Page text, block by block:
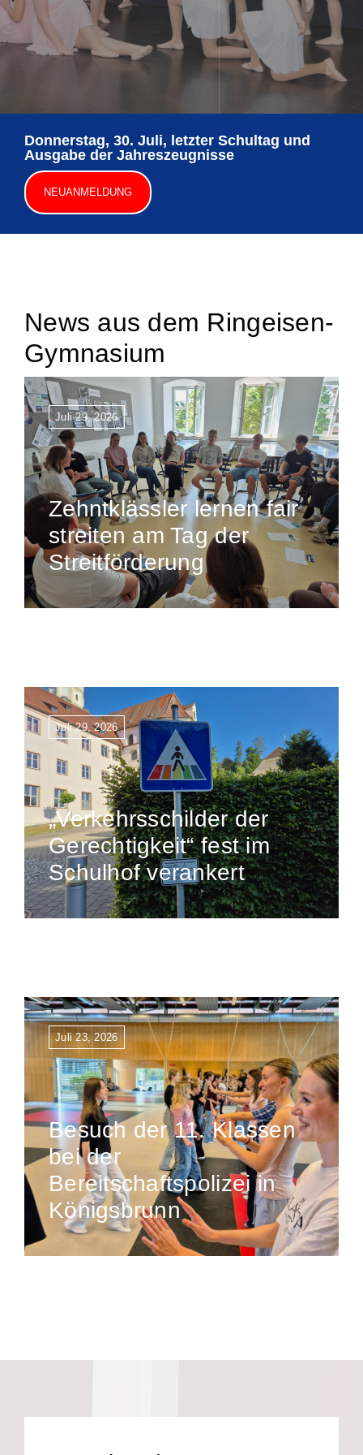
Unterstützung
Stellen
Donnerstag, 30. Juli, letzter Schultag und
Ausgabe der Jahreszeugnisse
NEUANMELDUNG
News aus dem Ringeisen-
Gymnasium
Juli 29, 2026
Zehntklässler lernen fair
streiten am Tag der
Streitförderung
Juli 29, 2026
„Verkehrsschilder der
Gerechtigkeit“ fest im
Schulhof verankert
Juli 23, 2026
Besuch der 11. Klassen
bei der
Bereitschaftspolizei in
Königsbrunn